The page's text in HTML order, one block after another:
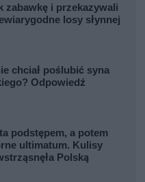
zabawkę i przekazywali
losy słynnej
chciał poślubić syna
Odpowiedź
podstępem, a potem
ultimatum. Kulisy
Polską